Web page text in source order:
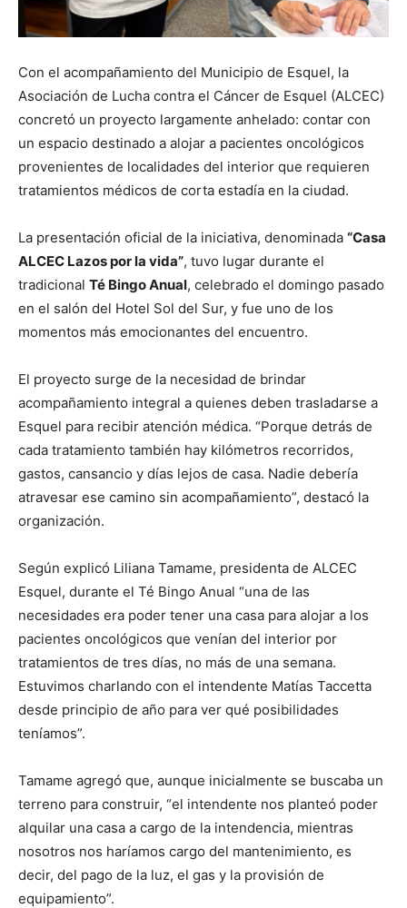
Con el acompañamiento del Municipio de Esquel, la
Asociación de Lucha contra el Cáncer de Esquel (ALCEC)
concretó un proyecto largamente anhelado: contar con
un espacio destinado a alojar a pacientes oncológicos
provenientes de localidades del interior que requieren
tratamientos médicos de corta estadía en la ciudad.
La presentación oficial de la iniciativa, denominada “Casa
ALCEC Lazos por la vida”, tuvo lugar durante el
tradicional Té Bingo Anual, celebrado el domingo pasado
en el salón del Hotel Sol del Sur, y fue uno de los
momentos más emocionantes del encuentro.
El proyecto surge de la necesidad de brindar
acompañamiento integral a quienes deben trasladarse a
Esquel para recibir atención médica. “Porque detrás de
cada tratamiento también hay kilómetros recorridos,
gastos, cansancio y días lejos de casa. Nadie debería
atravesar ese camino sin acompañamiento”, destacó la
organización.
Según explicó Liliana Tamame, presidenta de ALCEC
Esquel, durante el Té Bingo Anual “una de las
necesidades era poder tener una casa para alojar a los
pacientes oncológicos que venían del interior por
tratamientos de tres días, no más de una semana.
Estuvimos charlando con el intendente Matías Taccetta
desde principio de año para ver qué posibilidades
teníamos”.
Tamame agregó que, aunque inicialmente se buscaba un
terreno para construir, “el intendente nos planteó poder
alquilar una casa a cargo de la intendencia, mientras
nosotros nos haríamos cargo del mantenimiento, es
decir, del pago de la luz, el gas y la provisión de
equipamiento”.